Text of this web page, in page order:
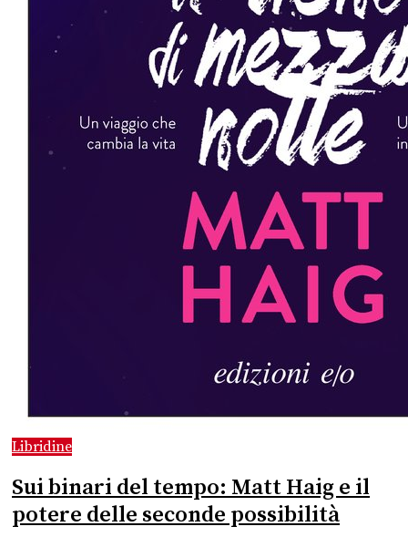
Libridine
Sui binari del tempo: Matt Haig e il
potere delle seconde possibilità